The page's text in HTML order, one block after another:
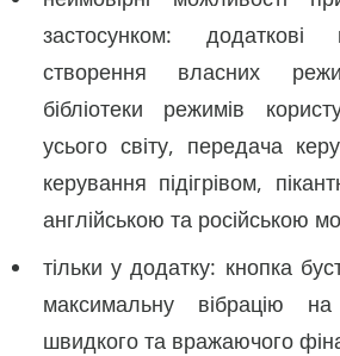
застосунком: додаткові
створення власних
бібліотеки режимів
усього світу, передача
керування підігрівом,
англійською та російською
тільки у додатку: кнопка
максимальну вібрацію
швидкого та вражаючого